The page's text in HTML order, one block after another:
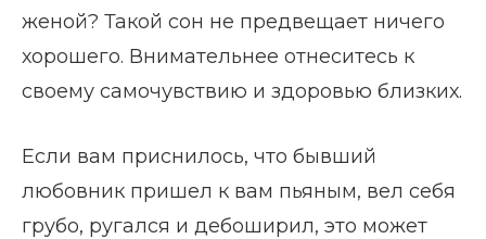
женой? Такой сон не предвещает ничего
хорошего. Внимательнее отнеситесь к
своему самочувствию и здоровью близких.
Если вам приснилось, что бывший
любовник пришел к вам пьяным, вел себя
грубо, ругался и дебоширил, это может